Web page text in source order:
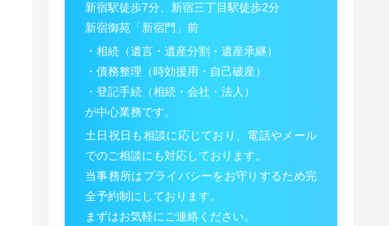
新宿駅徒歩7分、新宿三丁目駅徒歩2分
新宿御苑「新宿門」前
・相続（遺言・遺産分割・遺産承継）
・債務整理（時効援用・自己破産）
・登記手続（相続・会社・法人）
が中心業務です。
土日祝日も相談に応じており、電話やメール
でのご相談にも対応しております。
当事務所はプライバシーをお守りするため完
全予約制にしております。
まずはお気軽にご連絡ください。